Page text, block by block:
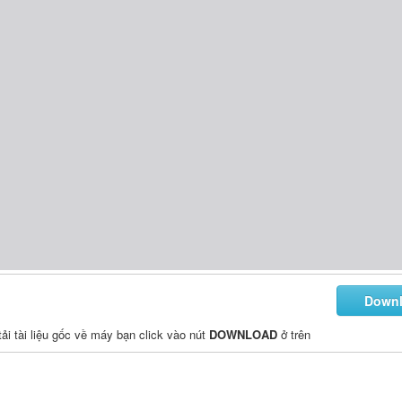
tài liệu gốc về máy bạn click vào nút DOWNLOAD ở trên